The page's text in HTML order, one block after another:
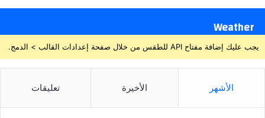
Weather
يجب عليك إضافة مفتاح API للطقس من خلال صفحة إعدادات القالب > الدمج.
الأشهر الأخيرة تعليقات